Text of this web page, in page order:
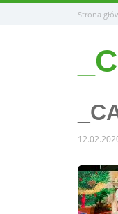
Strona